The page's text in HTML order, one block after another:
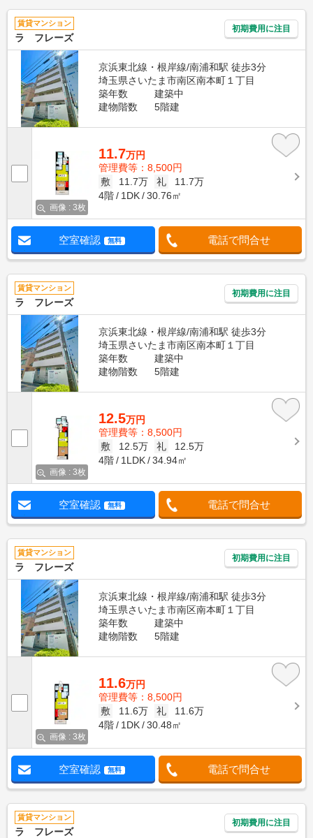
賃貸マンション
ラ フレーズ
初期費用に注目
京浜東北線・根岸線/南浦和駅 徒歩3分
埼玉県さいたま市南区南本町１丁目
築年数
建築中
建物階数
5階建
画像 : 3枚
11.7万円
管理費等：8,500円
敷
11.7万 礼
11.7万
4階
1DK 30.76㎡
空室確認 無料 電話で問合せ
賃貸マンション
ラ フレーズ
初期費用に注目
京浜東北線・根岸線/南浦和駅 徒歩3分
埼玉県さいたま市南区南本町１丁目
築年数
建築中
建物階数
5階建
画像 : 3枚
12.5万円
管理費等：8,500円
敷
12.5万 礼
12.5万
4階
1LDK 34.94㎡
空室確認 無料 電話で問合せ
賃貸マンション
ラ フレーズ
初期費用に注目
京浜東北線・根岸線/南浦和駅 徒歩3分
埼玉県さいたま市南区南本町１丁目
築年数
建築中
建物階数
5階建
画像 : 3枚
11.6万円
管理費等：8,500円
敷
11.6万 礼
11.6万
4階
1DK 30.48㎡
空室確認 無料 電話で問合せ
賃貸マンション
ラ フレーズ
初期費用に注目